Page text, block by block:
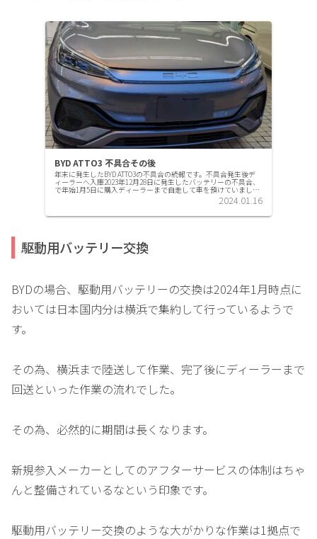
BYD ATTO3 不具合その後
年末に発生したBYD ATTO3の不具合の続報です。不具合発生後デ
ィーラーへ入庫2023年12月28日に発生したバッテリーの不具合、
で年始1月5日に購入ディーラーまで自走して車を預けていまし
た。↑バッテリー残量あるのにこの表示が出て出力低下...2024.01.16
駆動用バッテリー交換
BYDの場合、駆動用バッテリーの交換は2024年1月時点に
おいては日本国内分は横浜で集約して行っているようで
す。
その為、横浜まで陸送して作業、完了後にディーラーまで
回送といった作業の流れでした。
その為、必然的に期間は長くなります。
新規参入メーカーとしてのアフターサービスの体制はちゃ
んと整備されているなという印象です。
駆動用バッテリー交換のような大がかりな作業は1拠点で